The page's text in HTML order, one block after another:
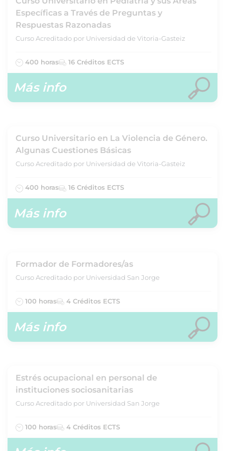
Específicas a Través de Preguntas y
Respuestas Razonadas
Curso Acreditado por Universidad de Vitoria-Gasteiz
400 horas 16 Créditos ECTS
Más info
Curso Universitario en La Violencia de Género.
Algunas Cuestiones Básicas
Curso Acreditado por Universidad de Vitoria-Gasteiz
400 horas 16 Créditos ECTS
Más info
Formador de Formadores/as
Curso Acreditado por Universidad San Jorge
100 horas 4 Créditos ECTS
Más info
Estrés ocupacional en personal de
instituciones sociosanitarias
Curso Acreditado por Universidad San Jorge
100 horas 4 Créditos ECTS